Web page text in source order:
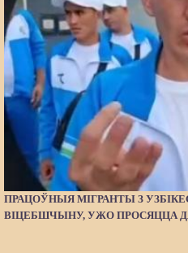
ПРАЦОЎНЫЯ МІГРАНТЫ З
ВІЦЕБШЧЫНУ, УЖО ПРОСЯЦЦА